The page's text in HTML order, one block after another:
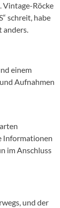
Vintage-Röcke
schreit, habe
anders.
einem
Aufnahmen
Informationen
im Anschluss
und der